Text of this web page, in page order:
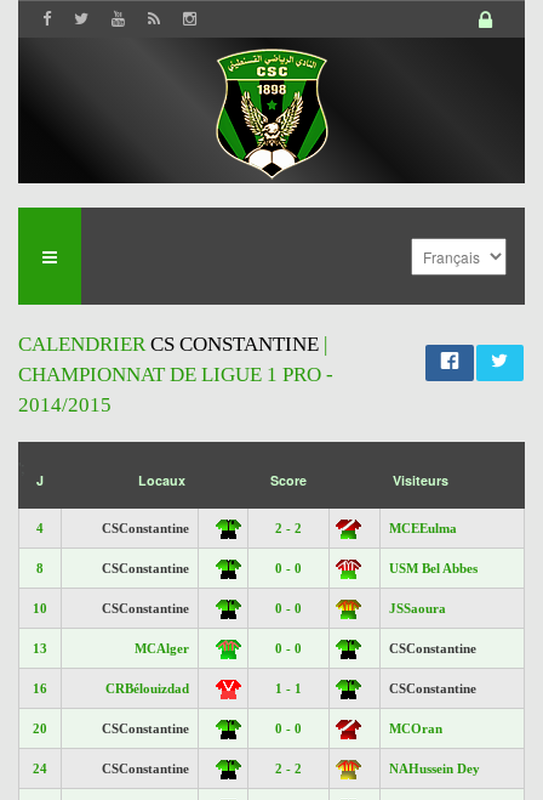
CALENDRIERCS CONSTANTINE |
CHAMPIONNAT DE LIGUE 1 PRO -
2014/2015
J Locaux Score Visiteurs
4 CSConstantine 2 - 2 MCEEulma
8 CSConstantine 0 - 0 USM Bel Abbes
10 CSConstantine 0 - 0 JSSaoura
13 MCAlger 0 - 0 CSConstantine
16 CRBélouizdad 1 - 1 CSConstantine
20 CSConstantine 0 - 0 MCOran
24 CSConstantine 2 - 2 NAHussein Dey